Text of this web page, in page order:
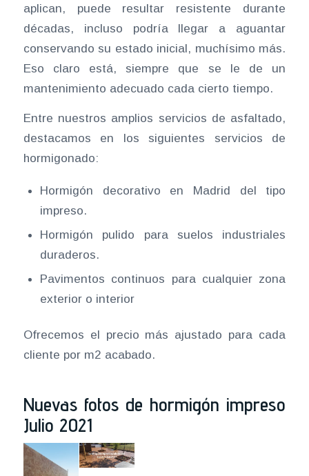
aplican, puede resultar resistente durante
décadas, incluso podría llegar a aguantar
conservando su estado inicial, muchísimo más.
Eso claro está, siempre que se le de un
mantenimiento adecuado cada cierto tiempo.
Entre nuestros amplios servicios de asfaltado,
destacamos en los siguientes servicios de
hormigonado:
Hormigón decorativo en Madrid del tipo
impreso.
Hormigón pulido para suelos industriales
duraderos.
Pavimentos continuos para cualquier zona
exterior o interior
Ofrecemos el precio más ajustado para cada
cliente por m2 acabado.
Nuevas fotos de hormigón impreso
Julio 2021